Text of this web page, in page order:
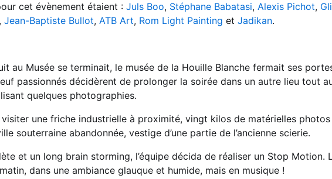
cet évènement étaient : Juls Boo, Stéphane Babatasi, Alexis Pichot,
, Jean-Baptiste Bullot, ATB Art, Rom Light Painting et Jadikan.
au Musée se terminait, le musée de la Houille Blanche fermait ses
passionnés décidèrent de prolonger la soirée dans un autre lieu tout
quelques photographies.
une friche industrielle à proximité, vingt kilos de matérielles
souterraine abandonnée, vestige d’une partie de l’ancienne scierie.
et un long brain storming, l’équipe décida de réaliser un Stop
dans une ambiance glauque et humide, mais en musique !